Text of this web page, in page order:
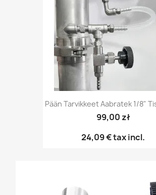
Pään Tarvikkeet Aabratek 1/8"
99,00 zł
24,09 €tax incl.